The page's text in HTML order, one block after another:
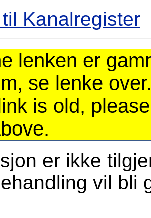
Kanalregister
lenken er
se lenke
is old,
er ikke
vil bli